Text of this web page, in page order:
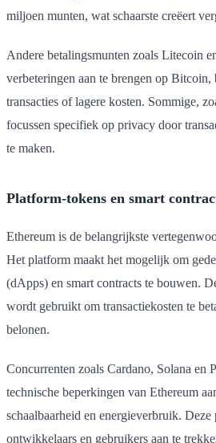
miljoen munten, wat schaarste creëert
Andere betalingsmunten zoals Litecoin
verbeteringen aan te brengen op
transacties of lagere kosten. Sommige,
focussen specifiek op privacy door
te maken.
Platform-tokens en smart
Ethereum is de belangrijkste
Het platform maakt het mogelijk om
(dApps) en smart contracts te bouwen.
wordt gebruikt om transactiekosten te
belonen.
Concurrenten zoals Cardano, Solana en
technische beperkingen van Ethereum
schaalbaarheid en energieverbruik.
ontwikkelaars en gebruikers aan te